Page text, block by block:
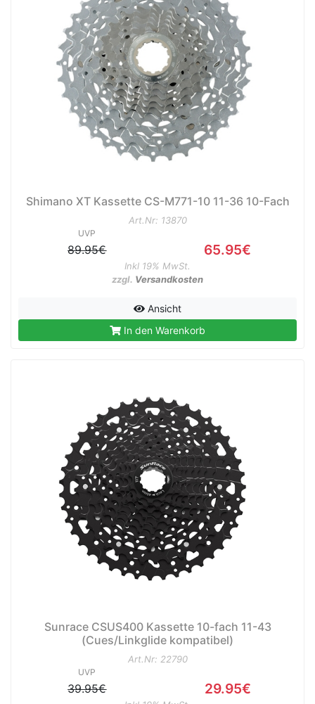
Shimano XT Kassette CS-M771-10 11-36 10-Fach
Art.Nr: 13870
UVP
89.95€ 65.95€
Inkl 19% MwSt.
zzgl. Versandkosten
Ansicht
In den Warenkorb
Sunrace CSUS400 Kassette 10-fach 11-43
(Cues/Linkglide kompatibel)
Art.Nr: 22790
UVP
39.95€ 29.95€